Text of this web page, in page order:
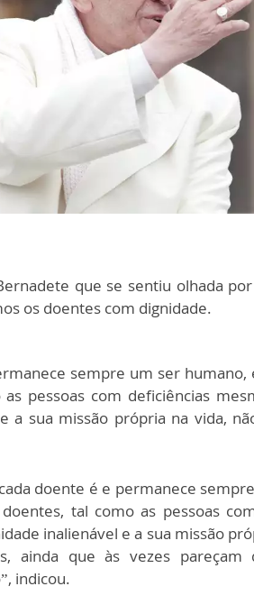
que se sentiu olhada
os doentes com dignidade.
sempre um ser
pessoas com deficiências
a sua missão própria na vida,
doente é e permanece
tal como as pessoas
inalienável e a sua missão
ainda que às vezes pareçam
indicou.